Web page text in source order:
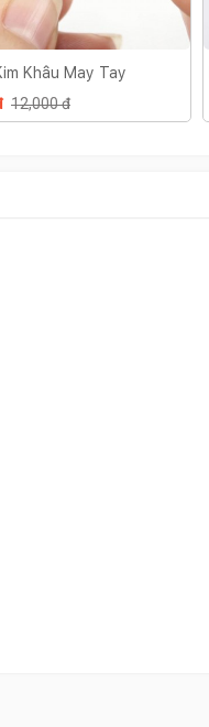
Khâu May Tay
12,000 đ